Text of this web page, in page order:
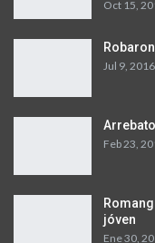
Oct 15,
Jul 9, 2016
Feb 23,
jóven
Ene 30,